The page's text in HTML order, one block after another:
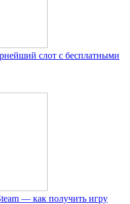
слот с бесплатными
— как получить игру